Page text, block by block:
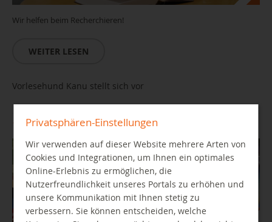
Wir helfen beim Recherchieren!
WEITER LESEN
Vorlesehund Kanu stellt sich vor
11.08.2026 15:00 Uhr
Privatsphären-Einstellungen
Wir verwenden auf dieser Website mehrere Arten von
Cookies und Integrationen, um Ihnen ein optimales
Online-Erlebnis zu ermöglichen, die
Nutzerfreundlichkeit unseres Portals zu erhöhen und
unsere Kommunikation mit Ihnen stetig zu
verbessern. Sie können entscheiden, welche